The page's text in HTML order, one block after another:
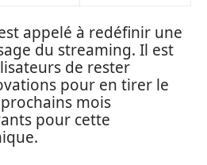
appelé à redéfinir une
du streaming. Il est
de rester
pour en tirer le
mois
pour cette